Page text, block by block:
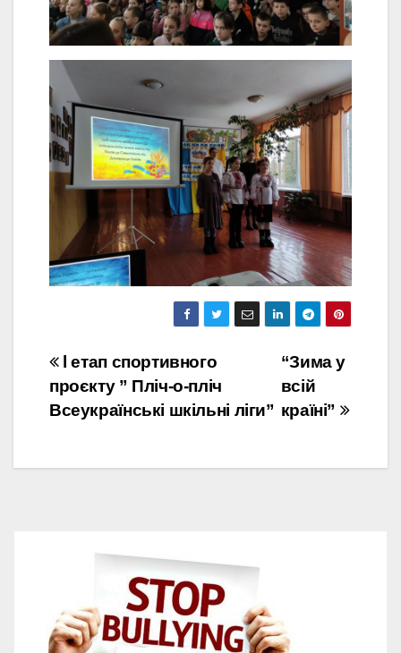
Навігація
записів
“Зима у
всій
країні”
l етап спортивного
проєкту ” Пліч-о-пліч
Всеукраїнські шкільні ліги”